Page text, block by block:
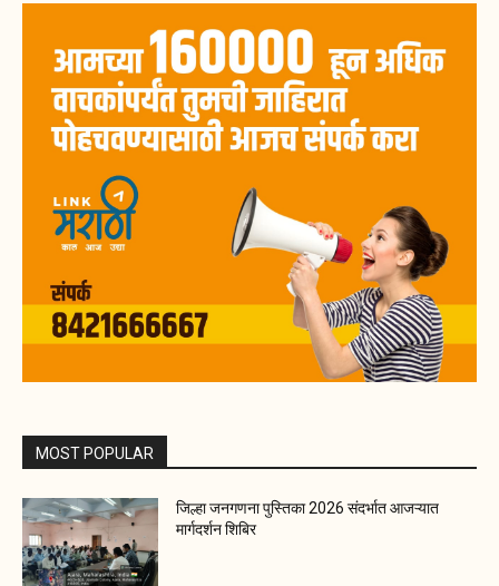
MOST POPULAR
जिल्हा जनगणना पुस्तिका 2026 संदर्भात आजऱ्यात
मार्गदर्शन शिबिर